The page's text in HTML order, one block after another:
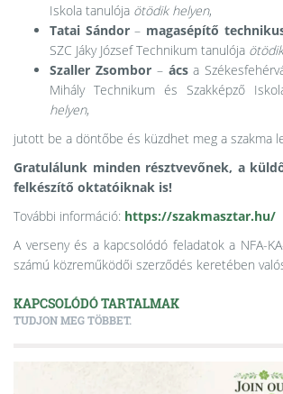
Iskola tanulója ötödik helyen,
Tatai Sándor– magasépítő
SZC Jáky József Technikum tanulója
Szaller Zsombor– ácsa
Mihály Technikum és Szakképző
helyen,
jutott be a döntőbe és küzdhet meg a szakma
Gratulálunk minden résztvevőnek, a
felkészítő oktatóiknak is!
További információ: https://szakmasztar.hu/
A verseny és a kapcsolódó feladatok a NFA-
számú közreműködői szerződés keretében
KAPCSOLÓDÓ TARTALMAK
TUDJON MEG TÖBBET.